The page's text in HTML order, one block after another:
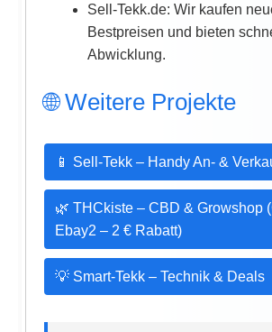
Sell-Tekk.de: Wir kaufen
Bestpreisen und bieten
Abwicklung.
🌐 Weitere Projekte
📱 Sell-Tekk – Handy An- &
🌿 THCkiste – CBD & Growshop
Ebay2 – 2 € Rabatt)
💡 Smart-Tekk – Technik & Deals